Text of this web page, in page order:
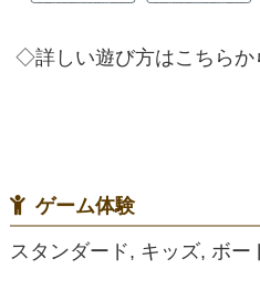
◇詳しい遊び方はこちら
ゲーム体験
スタンダード, キッズ, ボー